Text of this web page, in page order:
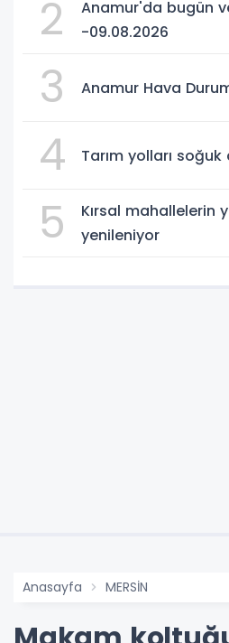
2
Anamur'da bugün
-09.08.2026
3 Anamur Hava
4 Tarım yolları
5
Kırsal mahallelerin
yenileniyor
Anasayfa MERSİN